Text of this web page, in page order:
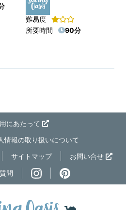
難易度
所要時間
90分
にあたって
情報の取り扱いについて
サイトマップ お問い合せ
問
ページの先